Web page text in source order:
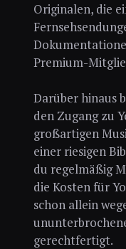
Originalen, die
Premium-
Darüber hinaus
den Zugang zu
großartigen
einer riesigen
du regelmäßig
die Kosten für
schon allein
gerechtfertigt.